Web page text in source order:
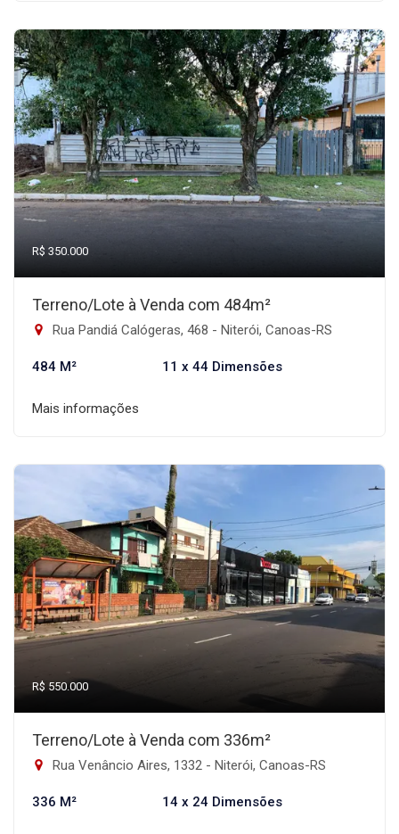
R$ 350.000
Terreno/Lote à Venda com 484m²
Rua Pandiá Calógeras, 468 - Niterói, Canoas-RS
484 M² 11 x 44 Dimensões
Mais informações
R$ 550.000
Terreno/Lote à Venda com 336m²
Rua Venâncio Aires, 1332 - Niterói, Canoas-RS
336 M² 14 x 24 Dimensões